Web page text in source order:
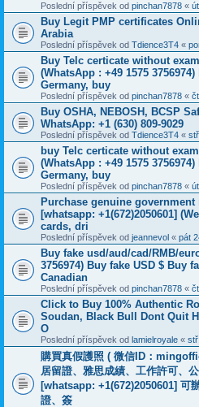
Poslední příspěvek od pinchan7878 «
Buy Legit PMP certificates
Arabia
Poslední příspěvek od Tdience3T4 «
Buy Telc certicate without
(WhatsApp : +49 1575
Germany, buy
Poslední příspěvek od pinchan7878 «
Buy OSHA, NEBOSH, BCSP
WhatsApp: +1 (630) 809-9029
Poslední příspěvek od Tdience3T4 «
buy Telc certicate without
(WhatsApp : +49 1575
Germany, buy
Poslední příspěvek od pinchan7878 «
Purchase genuine
[whatsapp: +1(672)2050601]
cards, dri
Poslední příspěvek od jeannevol « pát
Buy fake usd/aud/cad/RMB/
3756974) Buy fake USD $ Buy
Canadian
Poslední příspěvek od pinchan7878 «
Click to Buy 100% Authentic
Soudan, Black Bull Dont Quit
O
Poslední příspěvek od lamielroyale « stř
購買真假護照 ( 微信ID：
居留證、雅思成績、工作許可、
[whatsapp: +1(672)2050601] 可
證、簽